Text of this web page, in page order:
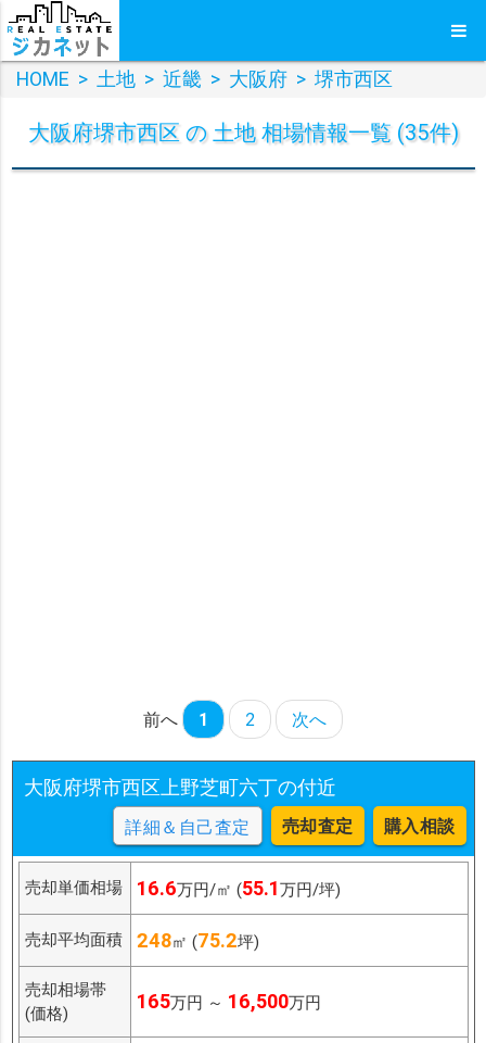
HOME > 土地 > 近畿 > 大阪府 > 堺市西区
大阪府堺市西区 の 土地 相場情報一覧 (35件)
前へ 1 2 次へ
大阪府堺市西区上野芝町六丁の付近
詳細＆自己査定 売却査定 購入相談
売却単価相場 16.6万円/㎡ (55.1万円/坪)
売却平均面積 248㎡ (75.2坪)
売却相場帯
(価格)
165万円 ～ 16,500万円